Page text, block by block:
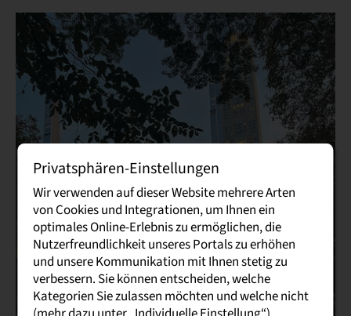
Privatsphären-Einstellungen
Wir verwenden auf dieser Website mehrere Arten
von Cookies und Integrationen, um Ihnen ein
optimales Online-Erlebnis zu ermöglichen, die
Nutzerfreundlichkeit unseres Portals zu erhöhen
und unsere Kommunikation mit Ihnen stetig zu
verbessern. Sie können entscheiden, welche
Kategorien Sie zulassen möchten und welche nicht